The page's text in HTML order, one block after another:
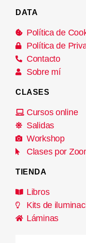
DATA
Política de
Política de
Contacto
Sobre mí
CLASES
Cursos online
Salidas
Workshop
Clases por
TIENDA
Libros
Kits de
Láminas